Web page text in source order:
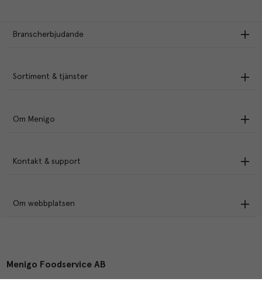
Branscherbjudande
Sortiment & tjänster
Om Menigo
Kontakt & support
Om webbplatsen
Menigo Foodservice AB